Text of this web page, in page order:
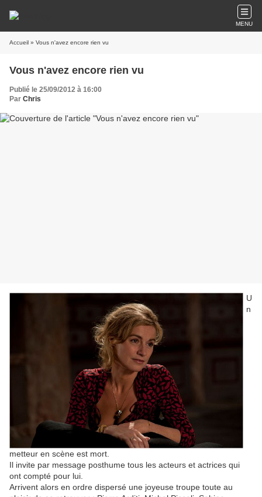
MENU
Accueil » Vous n'avez encore rien vu
Vous n'avez encore rien vu
Publié le 25/09/2012 à 16:00
Par Chris
U
n
metteur en scène est mort.
Il invite par message posthume tous les acteurs et actrices qui
ont compté pour lui.
Arrivent alors en ordre dispersé une joyeuse troupe toute au